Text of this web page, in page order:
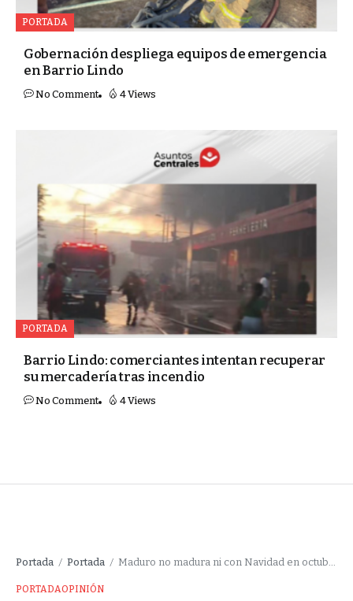
PORTADA
Gobernación despliega equipos de emergencia
en Barrio Lindo
No Comment 4 Views
PORTADA
Barrio Lindo: comerciantes intentan recuperar
su mercadería tras incendio
No Comment 4 Views
Portada / Portada / Maduro no madura ni con Navidad en octubre
PORTADAOPINIÓN